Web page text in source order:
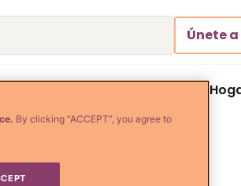
Únete
Comida y
By clicking “ACCEPT”, you agree to